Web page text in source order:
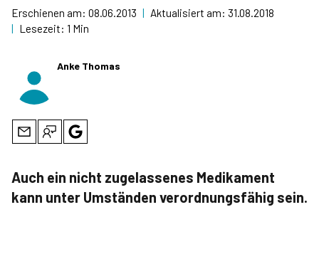
Erschienen am: 08.06.2013 | Aktualisiert am: 31.08.2018
| Lesezeit: 1 Min
Anke Thomas
Auch ein nicht zugelassenes Medikament
kann unter Umständen verordnungsfähig sein.